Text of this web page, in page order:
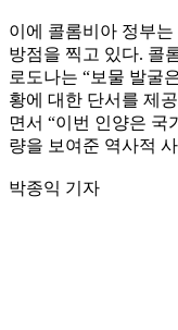
이에 콜롬비아 정부
방점을 찍고 있다. 콜
로도나는 “보물 발굴
황에 대한 단서를 제
면서 “이번 인양은 국
량을 보여준 역사적
박종익 기자